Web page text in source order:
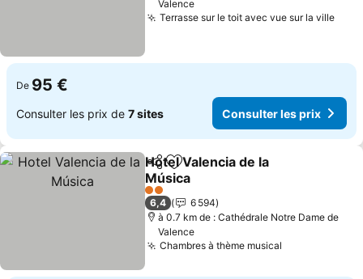
Valence
Terrasse sur le toit avec vue sur la ville
De 95 €
Consulter les prix de 7 sites Consulter les prix
PartagerAjouter à mes favoris
Hotel Valencia de la
Música
Consulter les prix
2 Étoiles
6,4
6 594
à 0.7 km de : Cathédrale Notre Dame de
Valence
Chambres à thème musical